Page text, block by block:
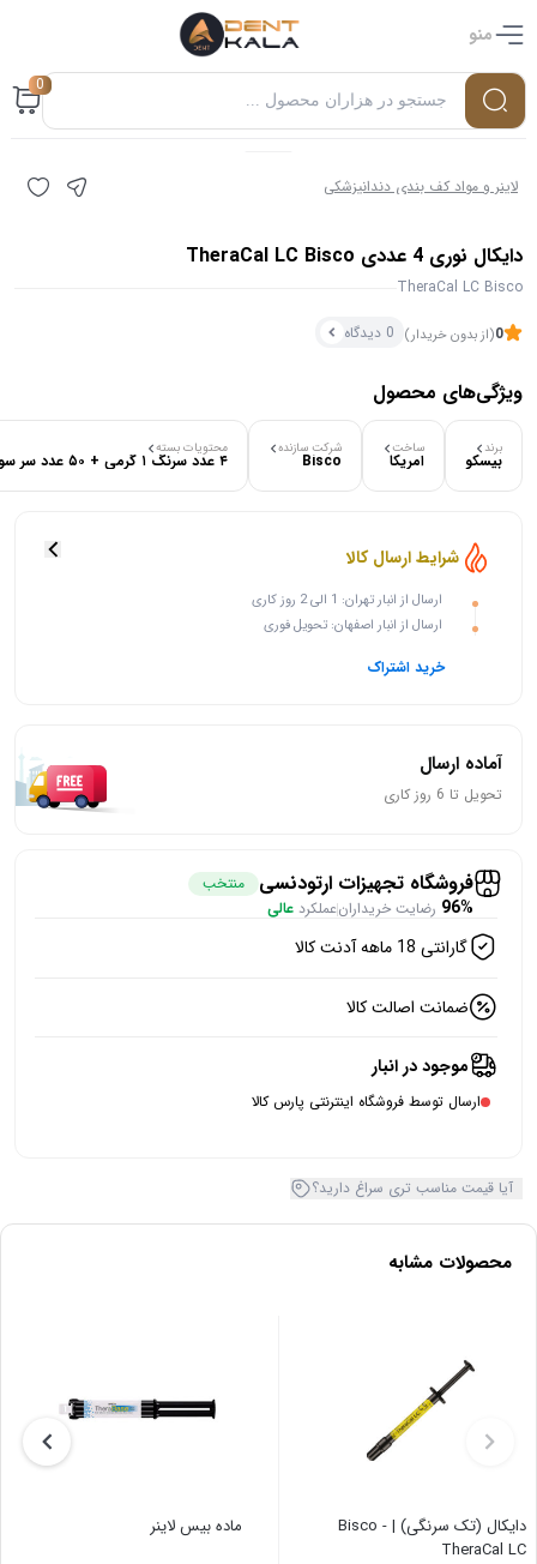
منو
0
لاینر و مواد کف بندی دندانپزشکی
دایکال نوری 4 عددی TheraCal LC Bisco
TheraCal LC Bisco
0(از بدون خریدار) 0 دیدگاه
ویژگی‌های محصول
برند
بیسکو
ساخت
امریکا
شرکت سازنده
Bisco
محتویات بسته
۴ عدد سرنگ ۱ گرمی + ۵۰ عدد سر سوزن
شرایط ارسال کالا
ارسال از انبار تهران: 1 الی 2 روز کاری
ارسال از انبار اصفهان: تحویل فوری
خرید اشتراک
آماده ارسال
تحویل تا 6 روز کاری
فروشگاه تجهیزات ارتودنسی منتخب
96% رضایت خریدارانعملکرد عالی
گارانتی 18 ماهه آدنت کالا
ضمانت اصالت کالا
موجود در انبار
ارسال توسط فروشگاه اینترنتی پارس کالا
آیا قیمت مناسب تری سراغ دارید؟
محصولات مشابه
دایکال (تک سرنگی) | Bisco -
TheraCal LC
ماده بیس لاینر